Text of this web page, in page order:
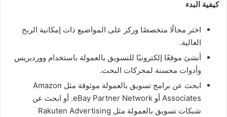
كيفية البدء
اختر مجالًا متخصصًا وركز على المواضيع ذات إمكانية الربح
العالية.
أنشئ موقعًا إلكترونيًا للتسويق بالعمولة باستخدام ووردبريس
وأدوات محسنة لمحركات البحث.
ابحث عن برامج تسويق بالعمولة موثوقة مثل Amazon
Associates أو eBay Partner Network. أو ابحث عن
شبكات تسويق بالعمولة مثل Rakuten Advertising